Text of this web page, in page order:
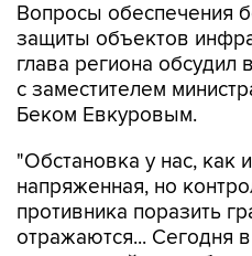
Вопросы обеспечения
защиты объектов
глава региона обсудил
с заместителем
Беком Евкуровым.
"Обстановка у нас, как
напряженная, но
противника поразить
отражаются... Сегодня